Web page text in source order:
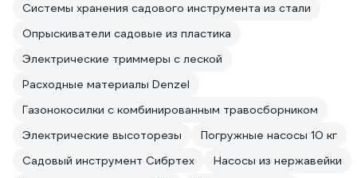
Системы хранения садового инструмента из стали
Опрыскиватели садовые из пластика
Электрические триммеры с леской
Расходные материалы Denzel
Газонокосилки с комбинированным травосборником
Электрические высоторезы
Погружные насосы 10 кг
Садовый инструмент Сибртех
Насосы из нержавейки